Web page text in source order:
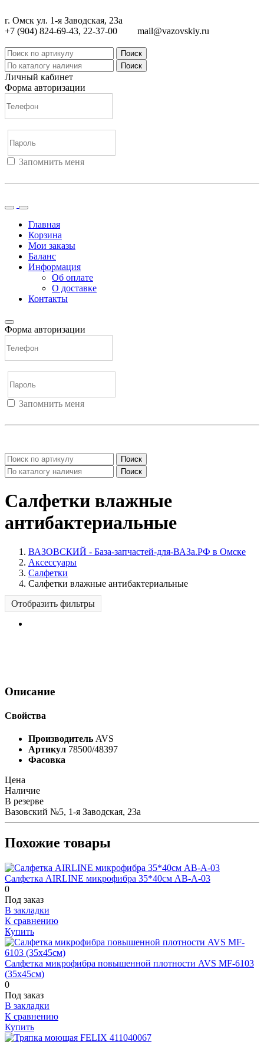
г. Омск ул. 1-я Заводская, 23а
+7 (904) 824-69-43, 22-37-00
mail@vazovskiy.ru
Поиск
Поиск
Личный кабинет
Форма авторизации
Запомнить меня
Главная
Корзина
Мои заказы
Баланс
Информация
Об оплате
О доставке
Контакты
Форма авторизации
Запомнить меня
Поиск
Поиск
Салфетки влажные
антибактериальные
ВАЗОВСКИЙ - База-запчастей-для-ВАЗа.РФ в Омске
Аксессуары
Салфетки
Салфетки влажные антибактериальные
Отобразить фильтры
Описание
Свойства
Производитель AVS
Артикул 78500/48397
Фасовка
Цена
Наличие
В резерве
Вазовский №5, 1-я Заводская, 23а
Похожие товары
Салфетка AIRLINE микрофибра 35*40см AB-А-03
0
Под заказ
В закладки
К сравнению
Купить
Салфетка микрофибра повышенной плотности AVS MF-6103
(35x45см)
0
Под заказ
В закладки
К сравнению
Купить